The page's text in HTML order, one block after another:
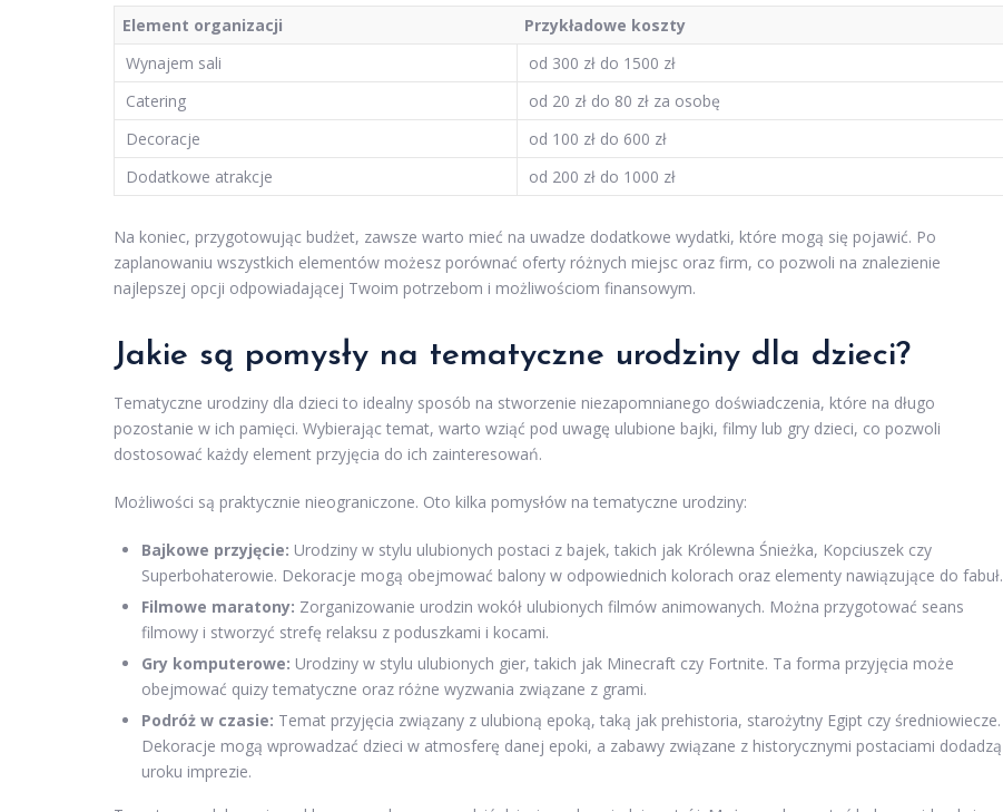
Element organizacji
Przykładowe koszty
Wynajem sali
od 300 zł do 1500 zł
Catering
od 20 zł do 80 zł za osobę
Decoracje
od 100 zł do 600 zł
Dodatkowe atrakcje
od 200 zł do 1000 zł
Na koniec, przygotowując budżet, zawsze warto mieć na uwadze dodatkowe wydatki, które mogą się pojawić. Po
zaplanowaniu wszystkich elementów możesz porównać oferty różnych miejsc oraz firm, co pozwoli na znalezienie
najlepszej opcji odpowiadającej Twoim potrzebom i możliwościom finansowym.
Jakie są pomysły na tematyczne urodziny dla dzieci?
Tematyczne urodziny dla dzieci to idealny sposób na stworzenie niezapomnianego doświadczenia, które na długo
pozostanie w ich pamięci. Wybierając temat, warto wziąć pod uwagę ulubione bajki, filmy lub gry dzieci, co pozwoli
dostosować każdy element przyjęcia do ich zainteresowań.
Możliwości są praktycznie nieograniczone. Oto kilka pomysłów na tematyczne urodziny:
Bajkowe przyjęcie: Urodziny w stylu ulubionych postaci z bajek, takich jak Królewna Śnieżka, Kopciuszek czy
Superbohaterowie. Dekoracje mogą obejmować balony w odpowiednich kolorach oraz elementy nawiązujące do fabuł.
Filmowe maratony: Zorganizowanie urodzin wokół ulubionych filmów animowanych. Można przygotować seans
filmowy i stworzyć strefę relaksu z poduszkami i kocami.
Gry komputerowe: Urodziny w stylu ulubionych gier, takich jak Minecraft czy Fortnite. Ta forma przyjęcia może
obejmować quizy tematyczne oraz różne wyzwania związane z grami.
Podróż w czasie: Temat przyjęcia związany z ulubioną epoką, taką jak prehistoria, starożytny Egipt czy średniowiecze.
Dekoracje mogą wprowadzać dzieci w atmosferę danej epoki, a zabawy związane z historycznymi postaciami dodadzą
uroku imprezie.